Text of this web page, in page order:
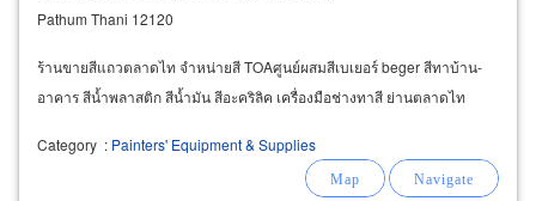
Pathum Thani 12120
ร้านขายสีแถวตลาดไท จำหน่ายสี TOAศูนย์ผสมสีเบเยอร์ beger สีทาบ้าน-
อาคาร สีน้ำพลาสติก สีน้ำมัน สีอะคริลิค เครื่องมือช่างทาสี ย่านตลาดไท
Category : Painters' Equipment & Supplies